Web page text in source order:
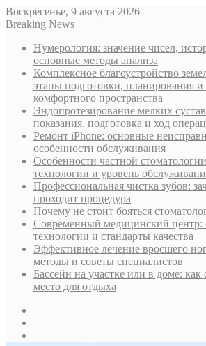
Воскресенье, 9 августа 2026
Breaking News
Нумерология: значение чисел,
основные методы анализа
Комплексное благоустройство
этапы подготовки, планирования и
комфортного пространства
Эндопротезирование мелких
показания, подготовка и ход
Ремонт iPhone: основные
особенности обслуживания
Особенности частной
технологии и уровень
Профессиональная чистка зубов:
проходит процедура
Почему не стоит бояться
Современный медицинский центр:
технологии и стандарты качества
Эффективное лечение вросшего
методы и советы специалистов
Бассейн на участке или в доме: как
место для отдыха